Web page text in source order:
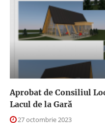
Aprobat de Consiliul
Lacul de la Gară
27 octombrie 2023